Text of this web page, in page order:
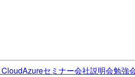
Azureセミナー会社説明会勉強